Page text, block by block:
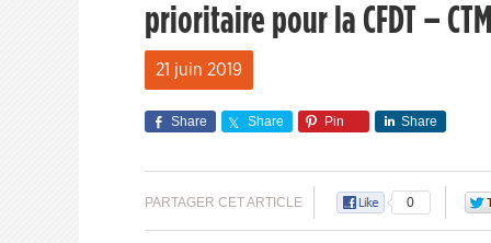
prioritaire pour la CFDT –
21 juin 2019
Share Share Pin Share
PARTAGER CET ARTICLE 0